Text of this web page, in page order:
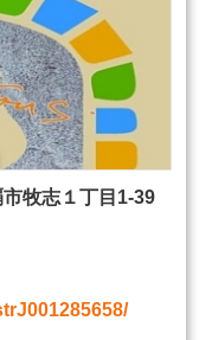
牧志１丁目1-39